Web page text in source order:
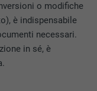
o modifiche
è indispensabile
necessari.
in sé, è